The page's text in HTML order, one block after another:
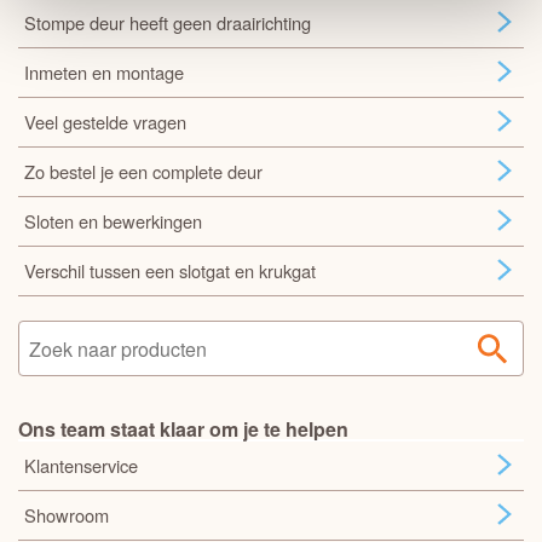
Stompe deur heeft geen draairichting
Inmeten en montage
Veel gestelde vragen
Zo bestel je een complete deur
Sloten en bewerkingen
Verschil tussen een slotgat en krukgat
Ons team staat klaar om je te helpen
Klantenservice
Showroom